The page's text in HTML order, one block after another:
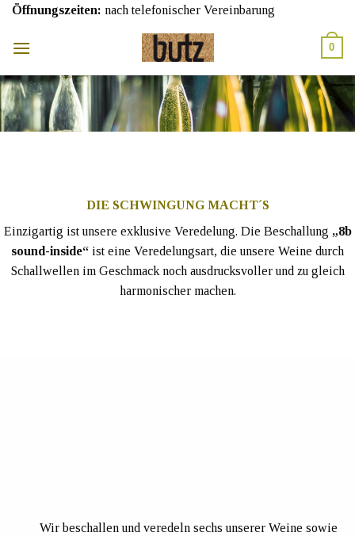
Skip
content
Öffnungszeiten: nach telefonischer Vereinbarung
0
DIE SCHWINGUNG MACHT´S
Einzigartig ist unsere exklusive Veredelung. Die Beschallung „8b
sound-inside“ ist eine Veredelungsart, die unsere Weine durch
Schallwellen im Geschmack noch ausdrucksvoller und zu gleich
harmonischer machen.
Wir beschallen und veredeln sechs unserer Weine sowie